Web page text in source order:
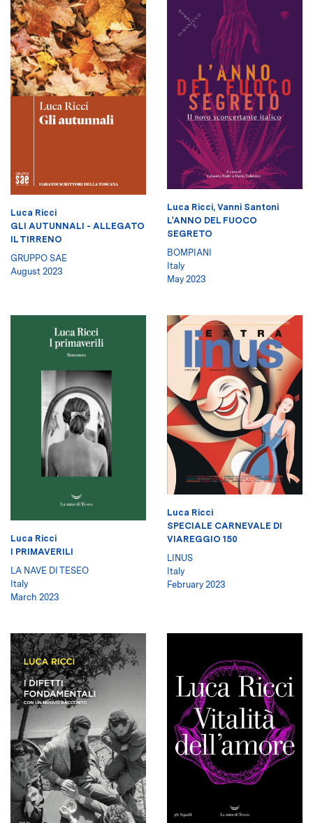
Luca Ricci
GLI AUTUNNALI - ALLEGATO
IL TIRRENO
GRUPPO SAE
August 2023
Luca Ricci, Vanni Santoni
L'ANNO DEL FUOCO
SEGRETO
BOMPIANI
Italy
May 2023
Luca Ricci
I PRIMAVERILI
LA NAVE DI TESEO
Italy
March 2023
Luca Ricci
SPECIALE CARNEVALE DI
VIAREGGIO 150
LINUS
Italy
February 2023